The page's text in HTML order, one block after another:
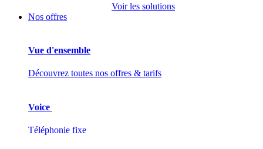
Voir les solutions
Nos offres
Vue d'ensemble
Découvrez toutes nos offres & tarifs
Voice
Téléphonie fixe